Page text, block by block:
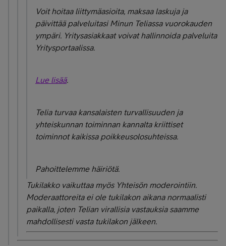
Voit hoitaa liittymäasioita, maksaa laskuja ja
päivittää palveluitasi Minun Teliassa vuorokauden
ympäri. Yritysasiakkaat voivat hallinnoida palveluita
Yritysportaalissa.
Lue lisää.
Telia turvaa kansalaisten turvallisuuden ja
yhteiskunnan toiminnan kannalta kriittiset
toiminnot kaikissa poikkeusolosuhteissa.
Pahoittelemme häiriötä.
Tukilakko vaikuttaa myös Yhteisön moderointiin.
Moderaattoreita ei ole tukilakon aikana normaalisti
paikalla, joten Telian virallisia vastauksia saamme
mahdollisesti vasta tukilakon jälkeen.